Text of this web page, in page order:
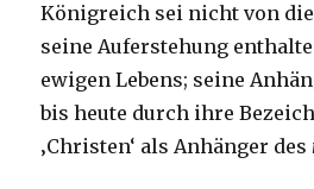
Königreich sei nicht von
seine Auferstehung
ewigen Lebens; seine
bis heute durch ihre
‚Christen‘ als Anhänger des